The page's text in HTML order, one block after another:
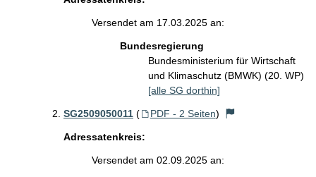
Versendet am 17.03.2025 an:
Bundesregierung
Bundesministerium für Wirtschaft
und Klimaschutz (BMWK) (20. WP)
[alle SG dorthin]
SG2509050011 ( PDF - 2 Seiten)
Adressatenkreis:
Versendet am 02.09.2025 an: